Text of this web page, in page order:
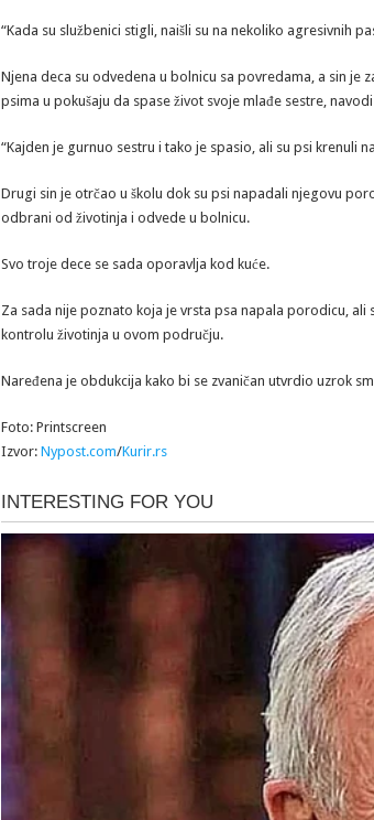
“Kada su službenici stigli, naišli su na nekoliko agresivnih
Njena deca su odvedena u bolnicu sa povredama, a sin je
psima u pokušaju da spase život svoje mlađe sestre,
“Kajden je gurnuo sestru i tako je spasio, ali su psi krenuli
Drugi sin je otrčao u školu dok su psi napadali njegovu
odbrani od životinja i odvede u bolnicu.
Svo troje dece se sada oporavlja kod kuće.
Za sada nije poznato koja je vrsta psa napala porodicu, ali
kontrolu životinja u ovom području.
Naređena je obdukcija kako bi se zvaničan utvrdio uzrok
Foto: Printscreen
Izvor: Nypost.com/Kurir.rs